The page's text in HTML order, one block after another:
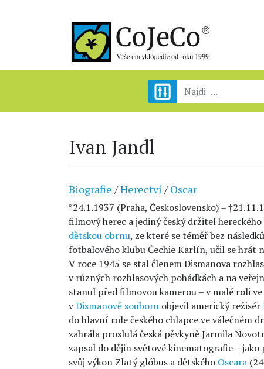
Ivan Jandl
Biografie /Herectví/Oscar
*24.1.1937 (Praha, Československo) –
filmový herec a jediný český držitel
dětskou obrnu, ze které se téměř bez
fotbalového klubu Čechie Karlín, učil se hrát
V roce 1945 se stal členem Dismanova
v různých rozhlasových pohádkách a na
stanul před filmovou kamerou – v malé roli
vDismanově souboru objevil americký režisér
do hlavní role českého chlapce ve válečném
zahrála proslulá česká pěvkyně Jarmila
zapsal do dějin světové kinematografie –
svůj výkon Zlatý glóbus a dětského Oscara